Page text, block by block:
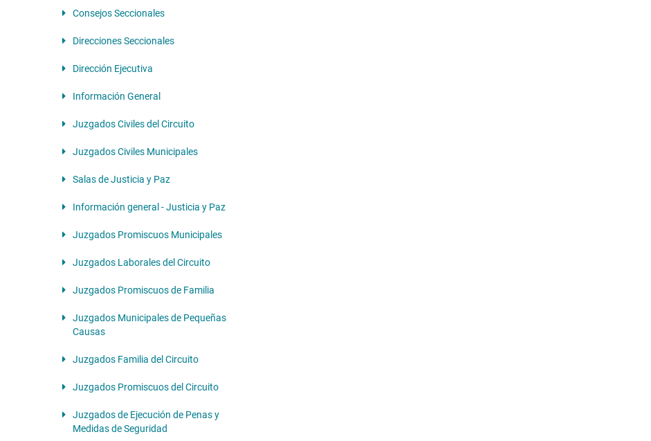
Consejos Seccionales
Direcciones Seccionales
Dirección Ejecutiva
Información General
Juzgados Civiles del Circuito
Juzgados Civiles Municipales
Salas de Justicia y Paz
Información general - Justicia y Paz
Juzgados Promiscuos Municipales
Juzgados Laborales del Circuito
Juzgados Promiscuos de Familia
Juzgados Municipales de Pequeñas
Causas
Juzgados Familia del Circuito
Juzgados Promiscuos del Circuito
Juzgados de Ejecución de Penas y
Medidas de Seguridad